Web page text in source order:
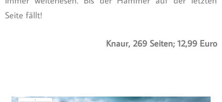
Seite fällt!
Knaur, 269 Seiten; 12,99 Euro